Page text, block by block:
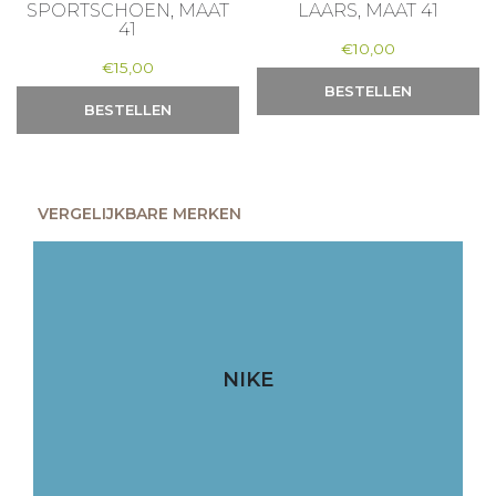
SPORTSCHOEN, MAAT
41
€15,00
BESTELLEN
LAARS, MAAT 41
€10,00
BESTELLEN
VERGELIJKBARE MERKEN
NIKE